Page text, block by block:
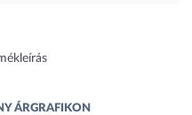
ÁRGRAFIKON